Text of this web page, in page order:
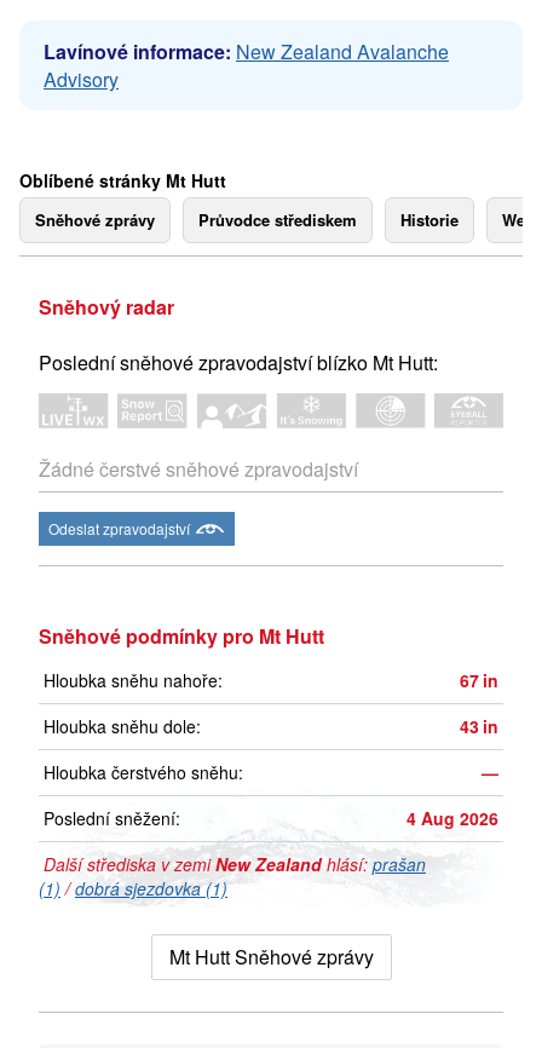
Lavínové informace: New Zealand Avalanche
Advisory
Oblíbené stránky Mt Hutt
Sněhové zprávy Průvodce střediskem Historie
Sněhový radar
Poslední sněhové zpravodajství blízko Mt Hutt:
Žádné čerstvé sněhové zpravodajství
Odeslat zpravodajství
Sněhové podmínky pro Mt Hutt
Hloubka sněhu nahoře: 67 in
Hloubka sněhu dole:
43 in
Hloubka čerstvého sněhu:
—
Poslední sněžení:
4 Aug 2026
Další střediska v zemiNew Zealandhlásí: prašan
(1) /dobrá sjezdovka (1)
Mt Hutt Sněhové zprávy